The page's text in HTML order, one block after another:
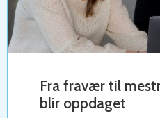
Fra fravær til
blir oppdaget